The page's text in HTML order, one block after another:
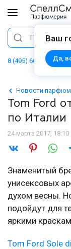
Ваш
Да,
Поиск
8 (495) 668 06 02
Новости
Tom Ford
по Италии
24 марта 2017, 18:10
Знаменитый
унисексовых
духом весны.
подойдут для
яркими
Tom Ford Sole